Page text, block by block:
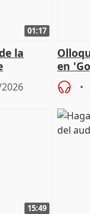
01:17
la
en la
en
15:49